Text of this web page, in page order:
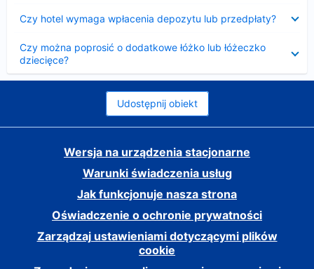
Czy hotel wymaga wpłacenia depozytu lub przedpłaty?
Czy można poprosić o dodatkowe łóżko lub łóżeczko
dziecięce?
Udostępnij obiekt
Wersja na urządzenia stacjonarne
Warunki świadczenia usług
Jak funkcjonuje nasza strona
Oświadczenie o ochronie prywatności
Zarządzaj ustawieniami dotyczącymi plików
cookie